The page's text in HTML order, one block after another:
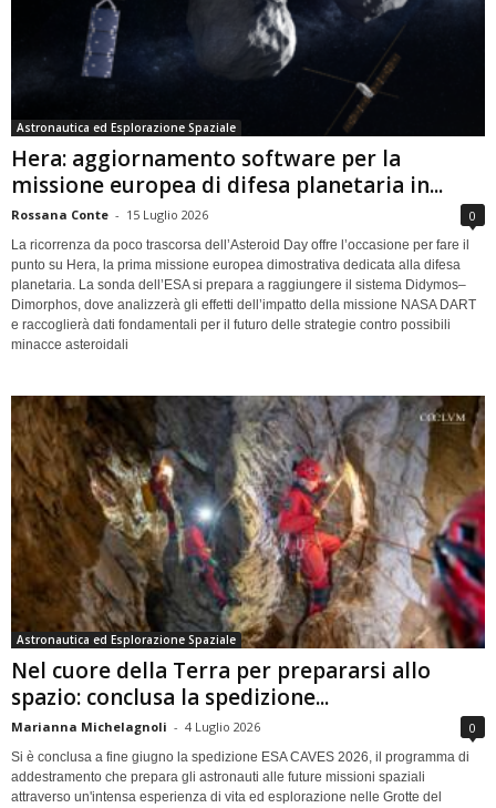
Astronautica ed Esplorazione Spaziale
Hera: aggiornamento software per la
missione europea di difesa planetaria in...
Rossana Conte - 15 Luglio 2026 0
La ricorrenza da poco trascorsa dell’Asteroid Day offre l’occasione per fare il
punto su Hera, la prima missione europea dimostrativa dedicata alla difesa
planetaria. La sonda dell’ESA si prepara a raggiungere il sistema Didymos–
Dimorphos, dove analizzerà gli effetti dell’impatto della missione NASA DART
e raccoglierà dati fondamentali per il futuro delle strategie contro possibili
minacce asteroidali
Astronautica ed Esplorazione Spaziale
Nel cuore della Terra per prepararsi allo
spazio: conclusa la spedizione...
Marianna Michelagnoli - 4 Luglio 2026 0
Si è conclusa a fine giugno la spedizione ESA CAVES 2026, il programma di
addestramento che prepara gli astronauti alle future missioni spaziali
attraverso un'intensa esperienza di vita ed esplorazione nelle Grotte del